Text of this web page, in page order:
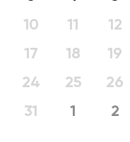
10
11 12
17
18 19
24
25 26
31
1 2